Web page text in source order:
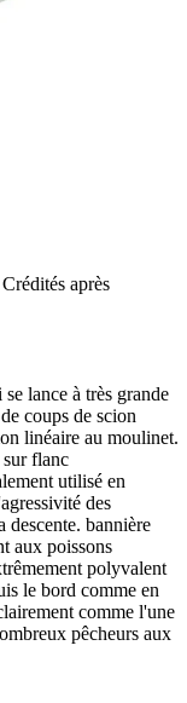
Crédités après
lance à très grande
coups de scion
linéaire au moulinet.
flanc
utilisé en
des
descente. bannière
aux poissons
polyvalent
le bord comme en
comme l'une
pêcheurs aux